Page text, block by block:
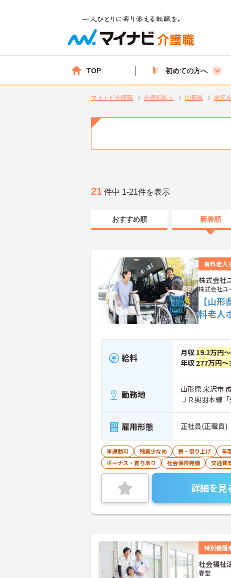
TOP 初めての方へ
マイナビ介護職 介護福祉士 山形県 米沢
21 件中 1-21件を表示
おすすめ順 新着順
有料老人
株式会社
株式会社ユ
【山
料老人
給料 月収 19.2万円
年収 277万円
勤務地
山形県 米沢市
ＪＲ奥羽本線
雇用形態 正社員(正職員)
車通勤可 残業少なめ 寮・借り上げ 年
ボーナス・賞与あり
社会保険完備 交通費
詳細を見
特別養護
社会福祉
春堂